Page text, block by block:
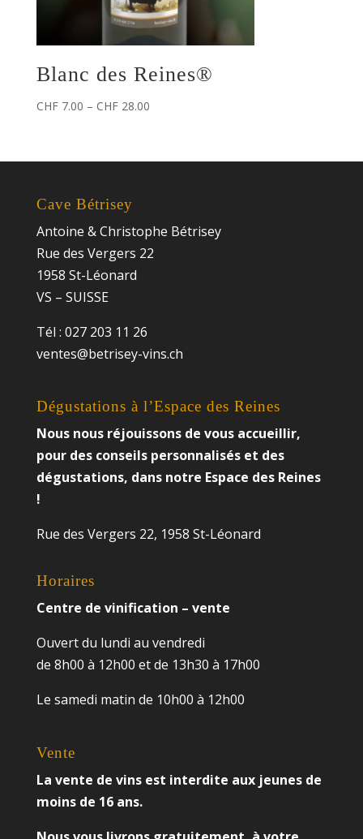
Blanc des Reines®
CHF7.00 – CHF28.00
Cave Bétrisey
Antoine & Christophe Bétrisey
Rue des Vergers 22
1958 St-Léonard
VS – SUISSE
Tél : 027 203 11 26
ventes@betrisey-vins.ch
Dégustations à l’Espace des Reines
Nous nous réjouissons de vous accueillir,
pour des conseils personnalisés et des
dégustations, dans notre Espace des Reines
!
Rue des Vergers 22, 1958 St-Léonard
Horaires
Centre de vinification – vente
Ouvert du lundi au vendredi
de 8h00 à 12h00 et de 13h30 à 17h00
Le samedi matin de 10h00 à 12h00
Vente
La vente de vins est interdite aux jeunes de
moins de 16 ans.